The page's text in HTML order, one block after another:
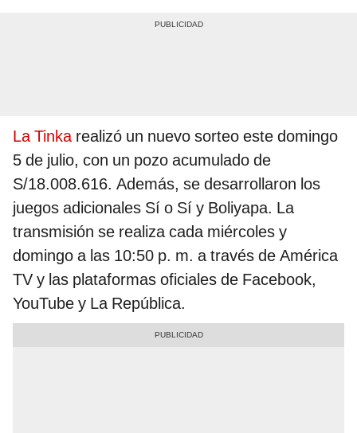
La Tinka realizó un nuevo sorteo este domingo
5 de julio, con un pozo acumulado de
S/18.008.616. Además, se desarrollaron los
juegos adicionales Sí o Sí y Boliyapa. La
transmisión se realiza cada miércoles y
domingo a las 10:50 p. m. a través de América
TV y las plataformas oficiales de Facebook,
YouTube y La República.